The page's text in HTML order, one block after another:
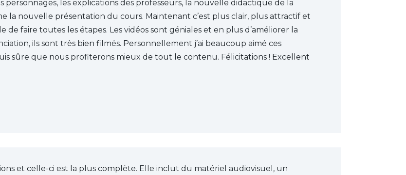
personnages, les explications des professeurs, la nouvelle didactique de la
la nouvelle présentation du cours. Maintenant c’est plus clair, plus attractif et
de faire toutes les étapes. Les vidéos sont géniales et en plus d’améliorer la
ils sont très bien filmés. Personnellement j’ai beaucoup aimé ces
sûre que nous profiterons mieux de tout le contenu. Félicitations ! Excellent
et celle-ci est la plus complète. Elle inclut du matériel audiovisuel, un